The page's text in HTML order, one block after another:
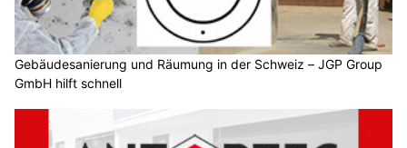
Gebäudesanierung und Räumung in der Schweiz – JGP Group
GmbH hilft schnell